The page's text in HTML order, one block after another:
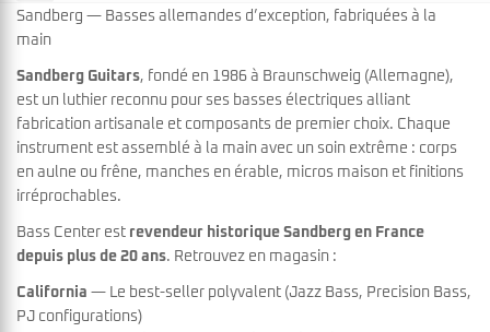
Sandberg — Basses allemandes d’exception, fabriquées à la
main
Sandberg Guitars, fondé en 1986 à Braunschweig (Allemagne),
est un luthier reconnu pour ses basses électriques alliant
fabrication artisanale et composants de premier choix. Chaque
instrument est assemblé à la main avec un soin extrême : corps
en aulne ou frêne, manches en érable, micros maison et finitions
irréprochables.
Bass Center est revendeur historique Sandberg en France
depuis plus de 20 ans. Retrouvez en magasin :
California — Le best-seller polyvalent (Jazz Bass, Precision Bass,
PJ configurations)